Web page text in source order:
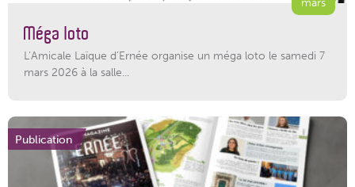
Méga loto
L’Amicale Laïque d’Ernée organise un méga loto le samedi 7
mars 2026 à la salle...
Publication